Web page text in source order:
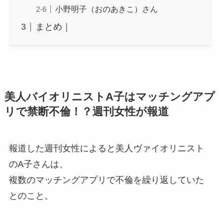
小野明子（おのあきこ）さん
まとめ｜
美人バイオリニストA子はマッチングアプ
リで禁断不倫！？週刊女性が報道
報道した週刊女性によると美人ヴァイオリニスト
のA子さんは、
複数のマッチングアプリで不倫を繰り返していた
とのこと。